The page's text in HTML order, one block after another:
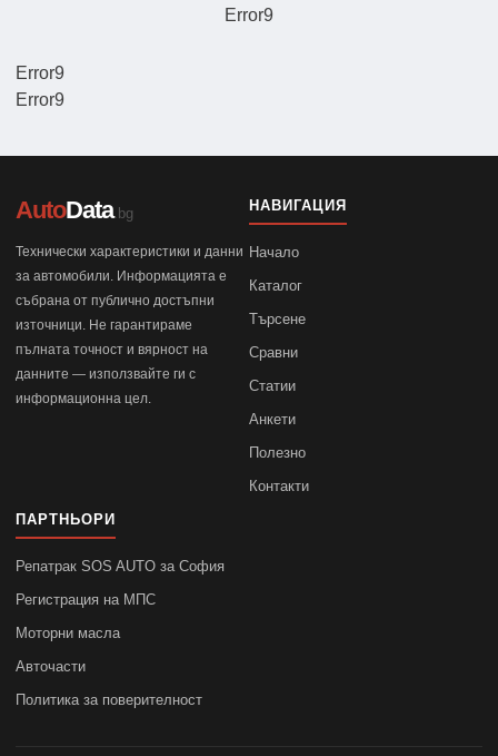
Error9
Error9
Error9
AutoData.bg
Технически характеристики и данни
за автомобили. Информацията е
събрана от публично достъпни
източници. Не гарантираме
пълната точност и вярност на
данните — използвайте ги с
информационна цел.
НАВИГАЦИЯ
Начало
Каталог
Търсене
Сравни
Статии
Анкети
Полезно
Контакти
ПАРТНЬОРИ
Репатрак SOS AUTO за София
Регистрация на МПС
Моторни масла
Авточасти
Политика за поверителност